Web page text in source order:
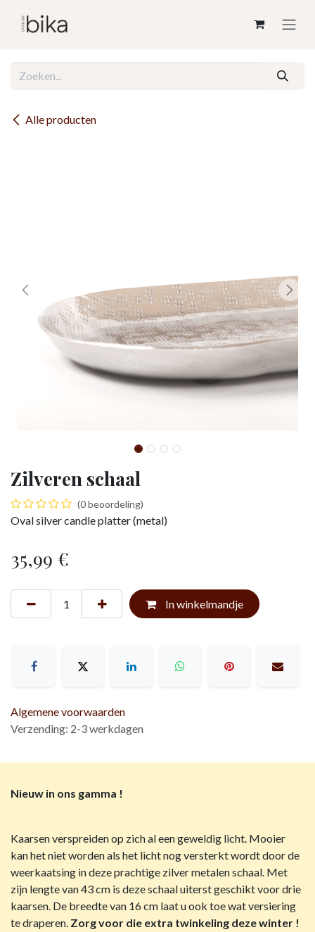
Alle producten
Zilveren schaal
(0 beoordeling)
Oval silver candle platter (metal)
35,99 €
In winkelmandje
Algemene voorwaarden
Verzending: 2-3 werkdagen
Nieuw in ons gamma !
Kaarsen verspreiden op zich al een geweldig licht. Mooier
kan het niet worden als het licht nog versterkt wordt door de
weerkaatsing in deze prachtige zilver metalen schaal. Met
zijn lengte van 43 cm is deze schaal uiterst geschikt voor drie
kaarsen. De breedte van 16 cm laat u ook toe wat versiering
te draperen. Zorg voor die extra twinkeling deze winter !